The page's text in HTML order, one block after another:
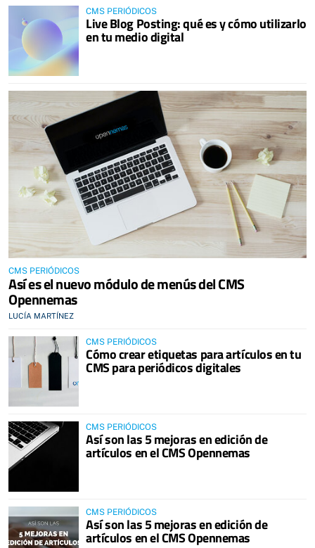
CMS PERIÓDICOS
Live Blog Posting: qué es y cómo utilizarlo
en tu medio digital
CMS PERIÓDICOS
Así es el nuevo módulo de menús del CMS
Opennemas
LUCÍA MARTÍNEZ
CMS PERIÓDICOS
Cómo crear etiquetas para artículos en tu
CMS para periódicos digitales
CMS PERIÓDICOS
Así son las 5 mejoras en edición de
artículos en el CMS Opennemas
CMS PERIÓDICOS
Así son las 5 mejoras en edición de
artículos en el CMS Opennemas